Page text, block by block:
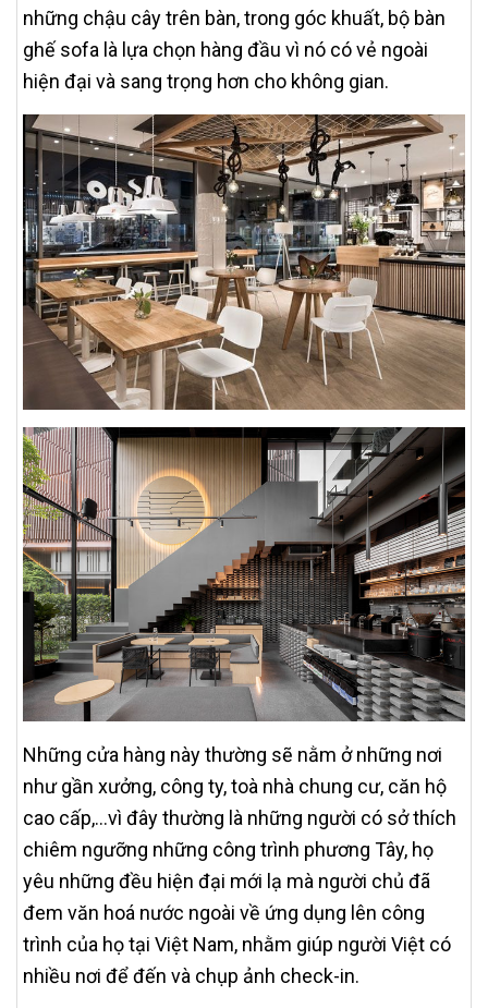
những chậu cây trên bàn, trong góc khuất, bộ bàn
ghế sofa là lựa chọn hàng đầu vì nó có vẻ ngoài
hiện đại và sang trọng hơn cho không gian.
Những cửa hàng này thường sẽ nằm ở những nơi
như gần xưởng, công ty, toà nhà chung cư, căn hộ
cao cấp,...vì đây thường là những người có sở thích
chiêm ngưỡng những công trình phương Tây, họ
yêu những đều hiện đại mới lạ mà người chủ đã
đem văn hoá nước ngoài về ứng dụng lên công
trình của họ tại Việt Nam, nhằm giúp người Việt có
nhiều nơi để đến và chụp ảnh check-in.